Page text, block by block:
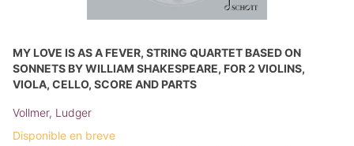
MY LOVE IS AS A FEVER, STRING QUARTET BASED ON
SONNETS BY WILLIAM SHAKESPEARE, FOR 2 VIOLINS,
VIOLA, CELLO, SCORE AND PARTS
Vollmer, Ludger
Disponible en breve